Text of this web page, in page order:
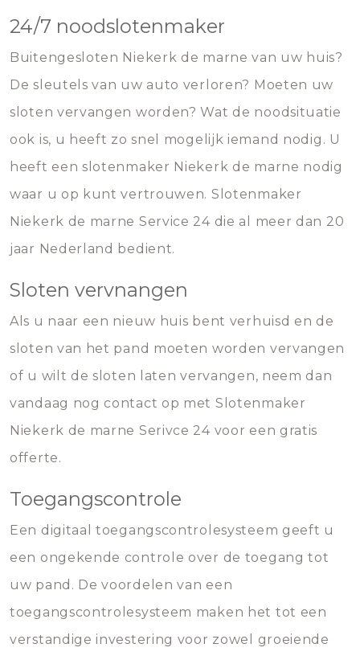
24/7 noodslotenmaker
Buitengesloten Niekerk de marne van uw huis?
De sleutels van uw auto verloren? Moeten uw
sloten vervangen worden? Wat de noodsituatie
ook is, u heeft zo snel mogelijk iemand nodig. U
heeft een slotenmaker Niekerk de marne nodig
waar u op kunt vertrouwen. Slotenmaker
Niekerk de marne Service 24 die al meer dan 20
jaar Nederland bedient.
Sloten vervnangen
Als u naar een nieuw huis bent verhuisd en de
sloten van het pand moeten worden vervangen
of u wilt de sloten laten vervangen, neem dan
vandaag nog contact op met Slotenmaker
Niekerk de marne Serivce 24 voor een gratis
offerte.
Toegangscontrole
Een digitaal toegangscontrolesysteem geeft u
een ongekende controle over de toegang tot
uw pand. De voordelen van een
toegangscontrolesysteem maken het tot een
verstandige investering voor zowel groeiende